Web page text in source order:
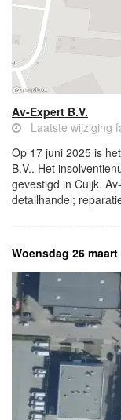
Av-Expert B.V.
Laatste wijziging
Op 17 juni 2025 is
B.V.. Het
gevestigd in Cuijk.
detailhandel;
Woensdag 26 maart